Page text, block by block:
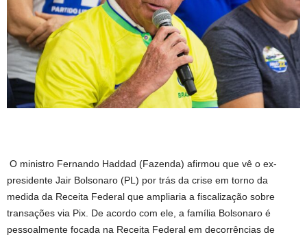
O ministro Fernando Haddad (Fazenda) afirmou que vê o ex-
presidente Jair Bolsonaro (PL) por trás da crise em torno da
medida da Receita Federal que ampliaria a fiscalização sobre
transações via Pix. De acordo com ele, a família Bolsonaro é
pessoalmente focada na Receita Federal em decorrências de